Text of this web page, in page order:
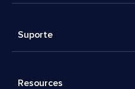
Suporte
Resources